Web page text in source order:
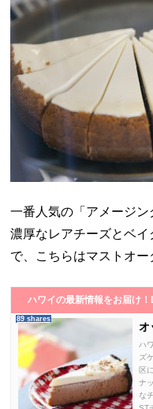
一番人気の「アメージン
濃厚なレアチーズとベ
で、こちらはマストオー
ハワイの最新情報をお届け
89 shares
オ
ハ
ズ
区
ナ
な